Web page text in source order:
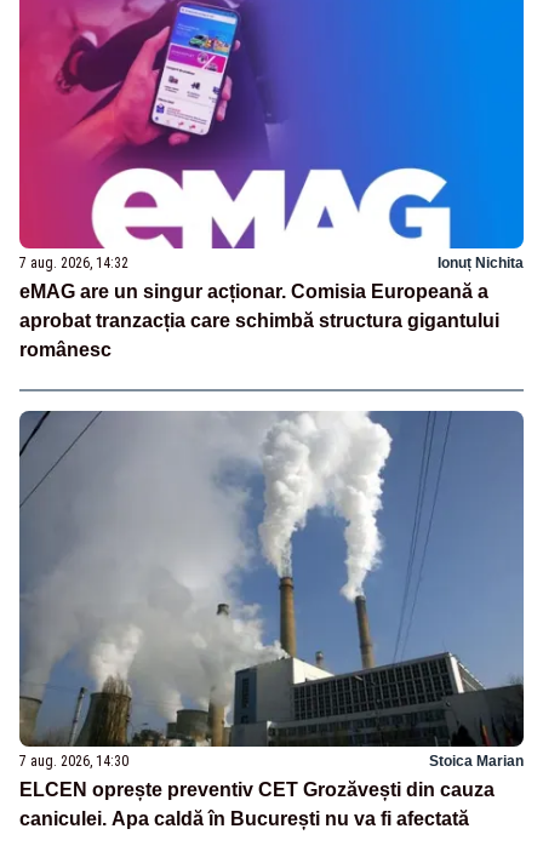
7 aug. 2026, 14:32 Ionuț Nichita
eMAG are un singur acționar. Comisia Europeană a
aprobat tranzacția care schimbă structura gigantului
românesc
7 aug. 2026, 14:30 Stoica Marian
ELCEN oprește preventiv CET Grozăvești din cauza
caniculei. Apa caldă în București nu va fi afectată